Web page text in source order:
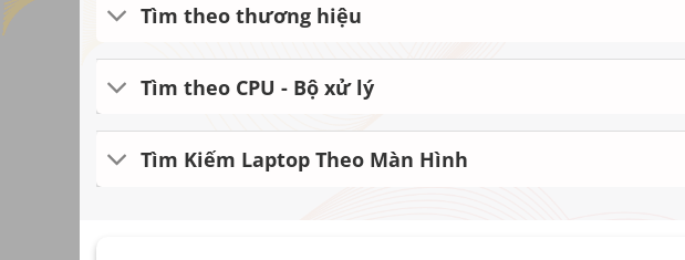
Tìm theo thương hiệu
Tìm theo CPU - Bộ xử lý
Tìm Kiếm Laptop Theo Màn Hình